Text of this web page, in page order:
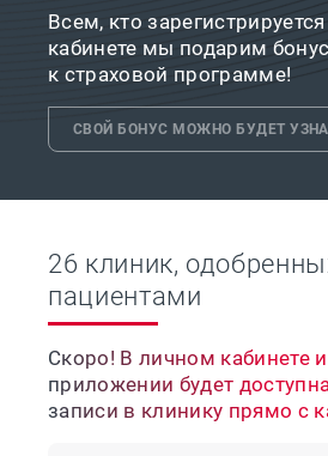
Всем, кто
кабинете мы подарим
к страховой программе!
СВОЙ БОНУС МОЖНО БУДЕТ
26 клиник,
пациентами
Скоро! В личном кабинете
приложении будет
записи в клинику прямо с